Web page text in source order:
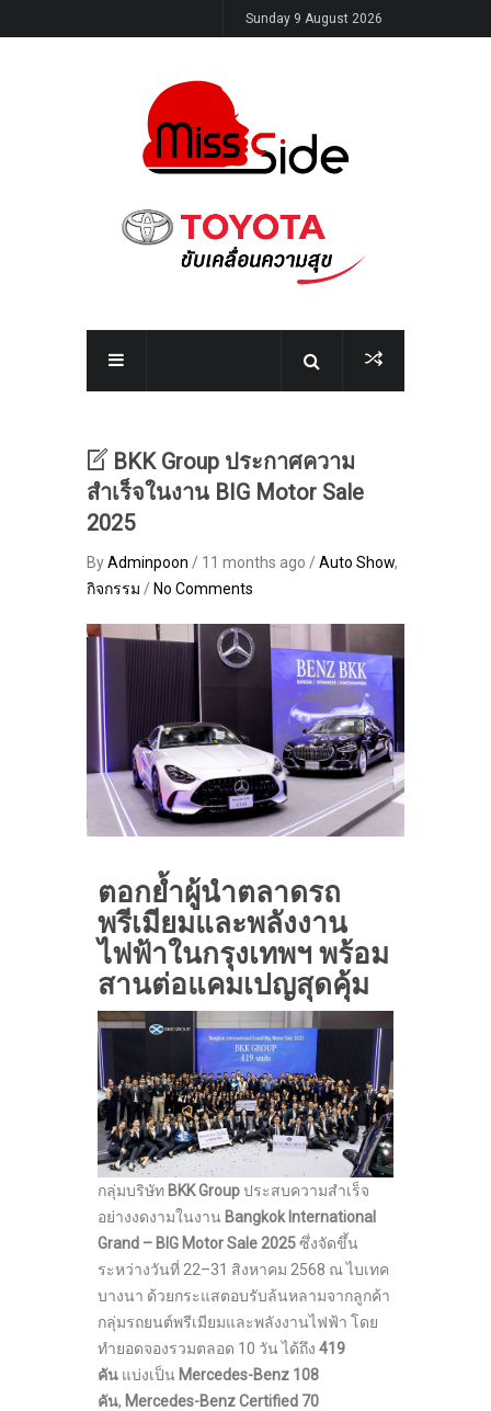
Sunday 9 August 2026
BKK Group ประกาศความ
สำเร็จในงาน BIG Motor Sale
2025
ByAdminpoon / 11 months ago /Auto Show,
กิจกรรม / No Comments
ตอกย้ำผู้นำตลาดรถ
พรีเมียมและพลังงาน
ไฟฟ้าในกรุงเทพฯ พร้อม
สานต่อแคมเปญสุดคุ้ม
กลุ่มบริษัท BKK Groupประสบความสำเร็จ
อย่างงดงามในงาน Bangkok International
Grand – BIG Motor Sale 2025ซึ่งจัดขึ้น
ระหว่างวันที่ 22–31 สิงหาคม 2568 ณ ไบเทค
บางนา ด้วยกระแสตอบรับล้นหลามจากลูกค้า
กลุ่มรถยนต์พรีเมียมและพลังงานไฟฟ้า โดย
ทำยอดจองรวมตลอด 10 วัน ได้ถึง 419
คัน แบ่งเป็น Mercedes-Benz 108
คัน, Mercedes-Benz Certified 70